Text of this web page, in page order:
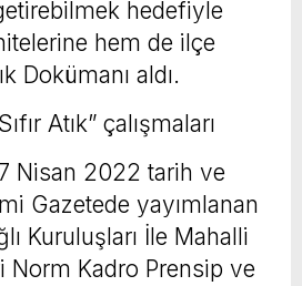
hedefiyle
hem de ilçe
Dokümanı aldı.
Atık” çalışmaları
Nisan 2022 tarih ve
Gazetede yayımlanan
Kuruluşları İle Mahalli
Norm Kadro Prensip ve